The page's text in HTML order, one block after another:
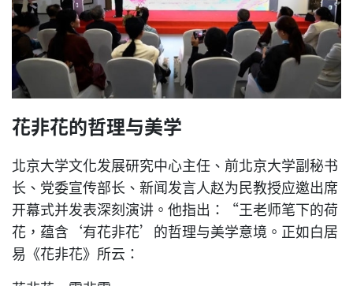
花非花的哲理与美学
北京大学文化发展研究中心主任、前北京大学副秘书
长、党委宣传部长、新闻发言人赵为民教授应邀出席
开幕式并发表深刻演讲。他指出：“王老师笔下的荷
花，蕴含‘有花非花’的哲理与美学意境。正如白居
易《花非花》所云：